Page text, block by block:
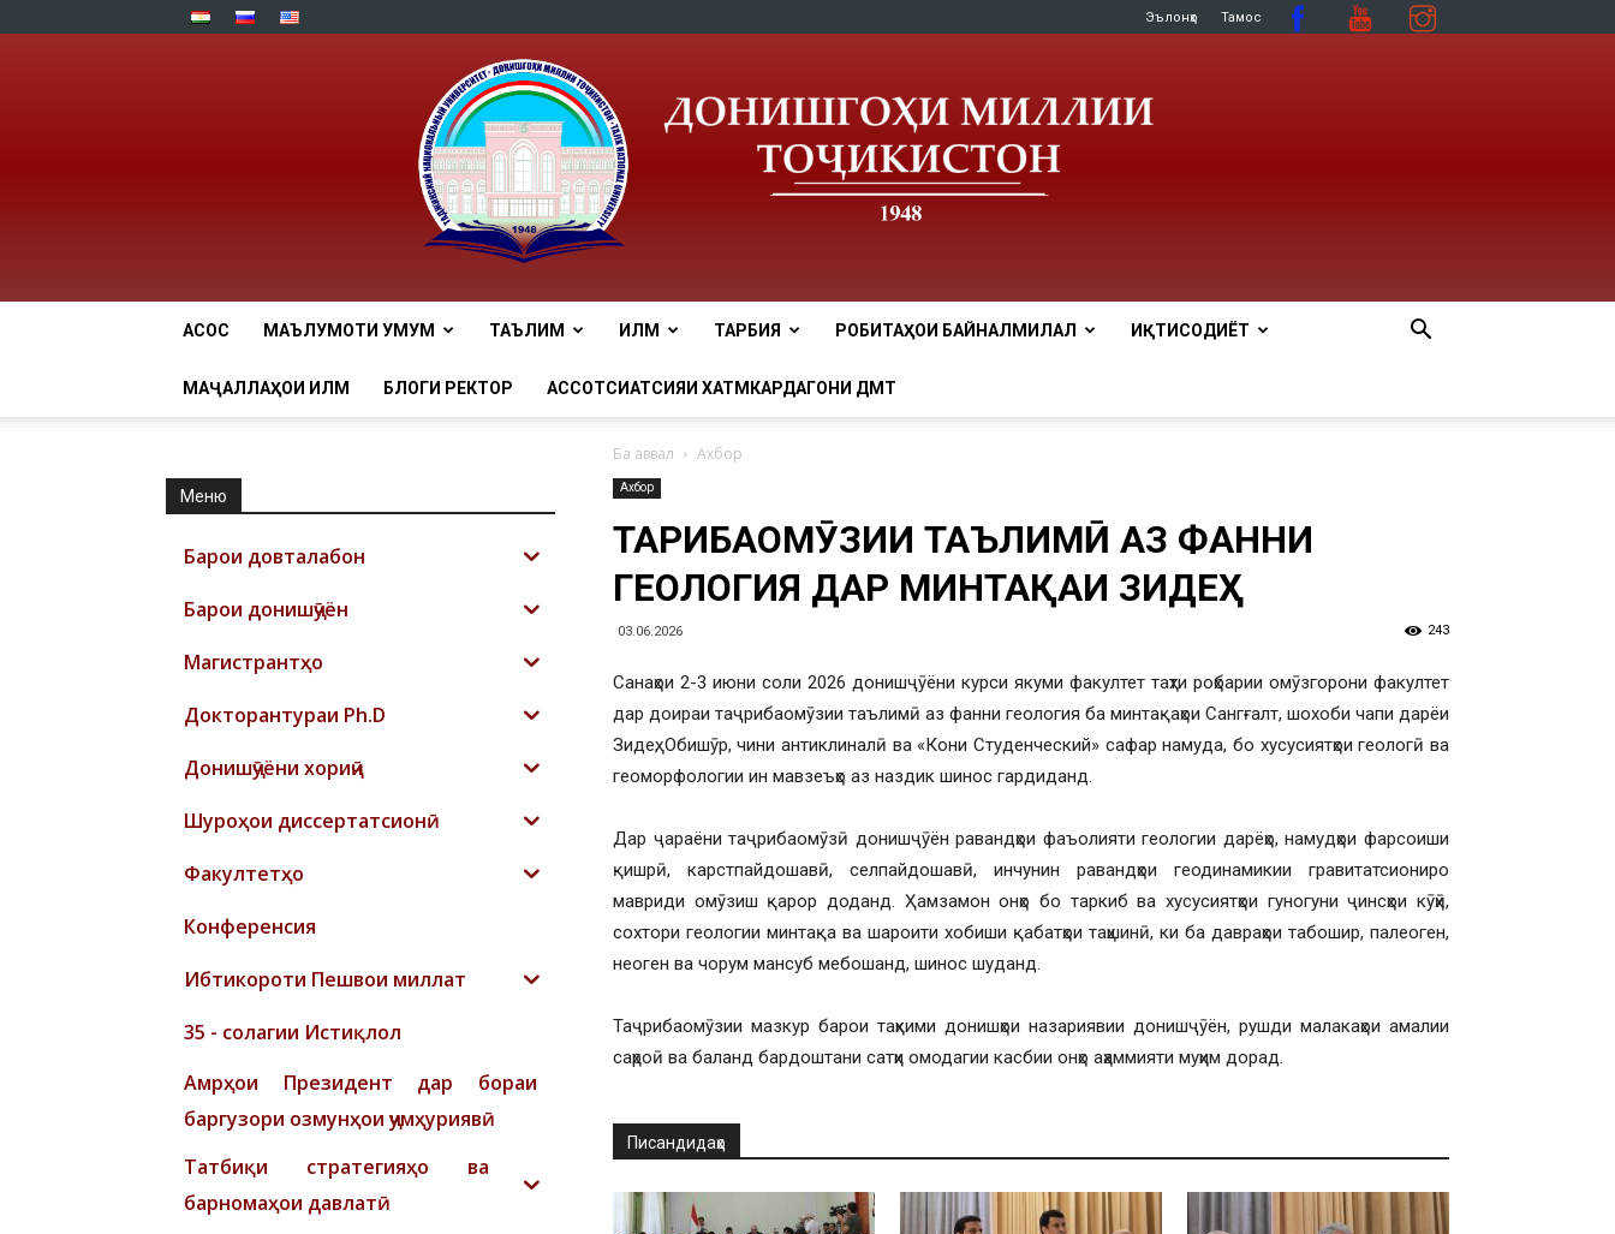
Эълонҳо Тамос
tnu
АСОСӢ МАЪЛУМОТИ УМУМӢ ТАЪЛИМ ИЛМ ТАРБИЯ РОБИТАҲОИ БАЙНАЛМИЛАЛӢ ИҚТИСОДИЁТ
МАҶАЛЛАҲОИ ИЛМӢ БЛОГИ РЕКТОР АССОТСИАТСИЯИ ХАТМКАРДАГОНИ ДМТ
Ба аввал Ахбор
Ахбор
ТАҶРИБАОМӮЗИИ ТАЪЛИМӢ АЗ ФАННИ
ГЕОЛОГИЯ ДАР МИНТАҚАИ ЗИДЕҲ
03.06.2026 243
Санаҳои 2-3 июни соли 2026 донишҷӯёни курси якуми факултет таҳти роҳбарии омӯзгорони факултет
дар доираи таҷрибаомӯзии таълимӣ аз фанни геология ба минтақаҳои Сангғалт, шохоби чапи дарёи
Зидеҳ, Обишӯр, чини антиклиналӣ ва «Кони Студенческий» сафар намуда, бо хусусиятҳои геологӣ ва
геоморфологии ин мавзеъҳо аз наздик шинос гардиданд.
Дар ҷараёни таҷрибаомӯзӣ донишҷӯён равандҳои фаъолияти геологии дарёҳо, намудҳои фарсоиши
қишрӣ, карстпайдошавӣ, селпайдошавӣ, инчунин равандҳои геодинамикии гравитатсиониро
мавриди омӯзиш қарор доданд. Ҳамзамон онҳо бо таркиб ва хусусиятҳои гуногуни ҷинсҳои кӯҳӣ,
сохтори геологии минтақа ва шароити хобиши қабатҳои таҳшинӣ, ки ба давраҳои табошир, палеоген,
неоген ва чорум мансуб мебошанд, шинос шуданд.
Таҷрибаомӯзии мазкур барои таҳкими донишҳои назариявии донишҷӯён, рушди малакаҳои амалии
саҳроӣ ва баланд бардоштани сатҳи омодагии касбии онҳо аҳаммияти муҳим дорад.
Писандидаҳо
Меню
Барои довталабон
Барои донишҷӯён
Магистрантҳо
Докторантураи Ph.D
Донишҷӯёни хориҷӣ
Шyроҳои диссертатсионӣ
Факултетҳо
Конференсия
Ибтикороти Пешвои миллат
35 - солагии Истиқлол
Амрҳои Президент дар бораи
баргузори озмунҳои ҷумҳуриявӣ
Татбиқи стратегияҳо ва
барномаҳои давлатӣ